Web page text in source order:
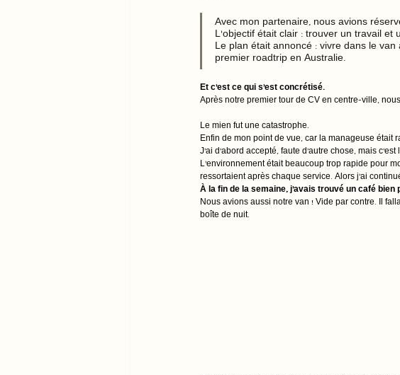
Avec mon partenaire, nous avions
L’objectif était clair : trouver un travail et
Le plan était annoncé : vivre dans le
premier roadtrip en Australie.
Et c’est ce qui s’est concrétisé.
Après notre premier tour de CV en centre-ville,
Le mien fut une catastrophe.
Enfin de mon point de vue, car la manageuse était
J’ai d'abord accepté, faute d’autre chose, mais
L’environnement était beaucoup trop rapide pour
ressortaient après chaque service. Alors j’ai
À la fin de la semaine, j’avais trouvé un café bien
Nous avions aussi notre van ! Vide par contre. Il
boîte de nuit.